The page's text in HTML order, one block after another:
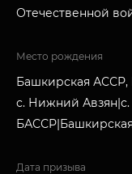
Отечественной
Место рождения
Башкирская АССР,
с. Нижний
Дата призыва